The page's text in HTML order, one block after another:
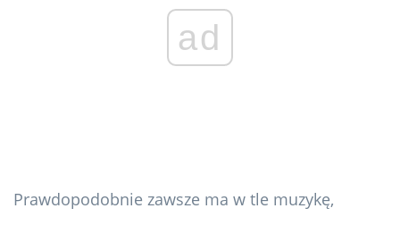
ad
Prawdopodobnie zawsze ma w tle muzykę,